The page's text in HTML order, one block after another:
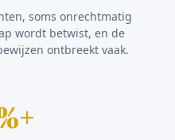
soms onrechtmatig
wordt betwist, en de
ontbreekt vaak.